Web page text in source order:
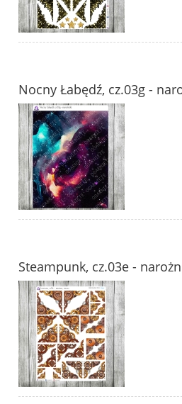
Nocny Łabędź, cz.03g -
Steampunk, cz.03e -